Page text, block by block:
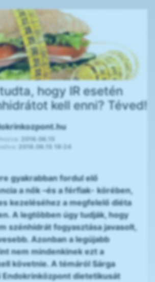
hogy IR esetén
kell enni? Téved!
2016.06.15
2016.06.15 18:24
gyakrabban fordul elő
a nők –és a férfiak- körében,
kezeléséhez a megfelelő diéta
A legtöbben úgy tudják, hogy
szénhidrát fogyasztása javasolt,
Azonban a legújabb
nem mindenkinek ezt a
követnie. A témáról Sárga
Endokrinközpont dietetikusát